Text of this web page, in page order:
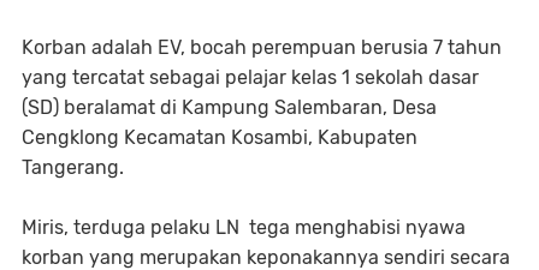
Korban adalah EV, bocah perempuan berusia 7 tahun
yang tercatat sebagai pelajar kelas 1 sekolah dasar
(SD) beralamat di Kampung Salembaran, Desa
Cengklong Kecamatan Kosambi, Kabupaten
Tangerang.
Miris, terduga pelaku LN tega menghabisi nyawa
korban yang merupakan keponakannya sendiri secara